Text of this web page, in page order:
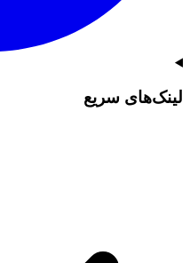
لینک‌های سریع